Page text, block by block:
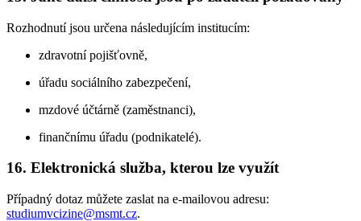
Rozhodnutí jsou určena následujícím institucím:
zdravotní pojišťovně,
úřadu sociálního zabezpečení,
mzdové účtárně (zaměstnanci),
finančnímu úřadu (podnikatelé).
16. Elektronická služba, kterou lze využít
Případný dotaz můžete zaslat na e-mailovou adresu:
studiumvcizine@msmt.cz.